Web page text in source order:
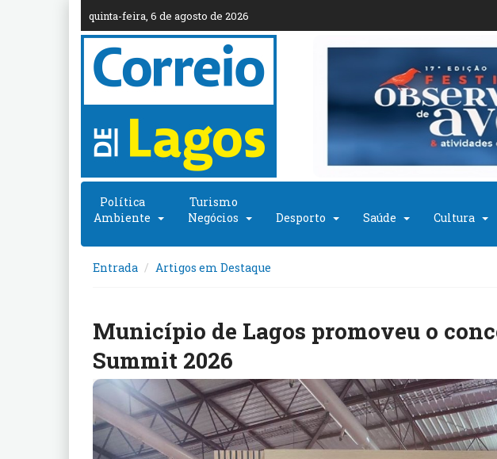
quinta-feira, 6 de agosto de 2026
Política
Ambiente
Turismo
Negócios
Desporto Saúde Cultura
Entrada Artigos em Destaque
Município de Lagos promoveu o
Summit 2026